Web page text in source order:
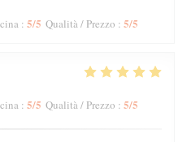
: 5/5 Qualità / Prezzo : 5/5
: 5/5 Qualità / Prezzo : 5/5